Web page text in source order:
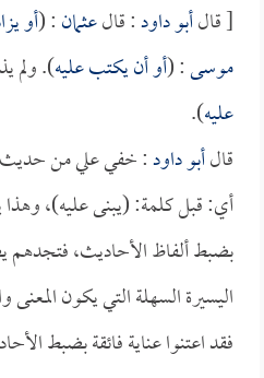
[ قالأبو داود: قالعثمان: (أو
موسى: (أو أن يكتب عليه). ولم
عليه).
قالأبو داود: خفي علي من
أي: قبل كلمة: (يبنى عليه)، وهذا
بضبط ألفاظ الأحاديث، فتجدهم
اليسيرة السهلة التي يكون
فقد اعتنوا عناية فائقة بضبط